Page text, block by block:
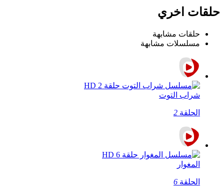
حلقات اخري
حلقات مشابهة
مسلسلات مشابهة
شراب التوت
الحلقة 2
المغوار
الحلقة 6